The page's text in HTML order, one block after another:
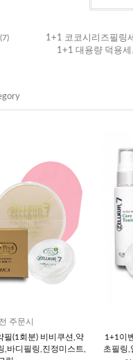
(7)
1+1 코코시리즈필링
1+1 대용량 덕용세
주문시
필(1회분) 비비쿠션,약
,바디필링,진정미스트,
1+1이
초필링,